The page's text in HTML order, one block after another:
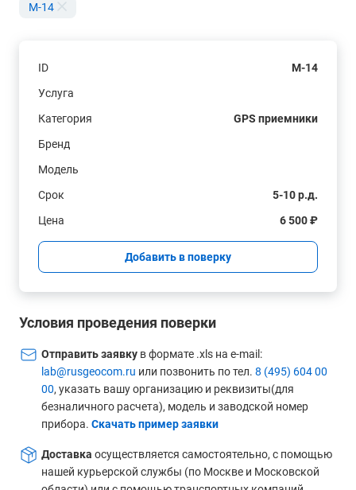
M-14
ID
M-14
Услуга
Категория
GPS приемники
Бренд
Модель
Срок
5-10 р.д.
Цена
6 500 ₽
Добавить в поверку
Условия проведения поверки
Отправить заявку в формате .xls на e-mail:
lab@rusgeocom.ru или позвонить по тел. 8 (495) 604 00
00, указать вашу организацию и реквизиты(для
безналичного расчета), модель и заводской номер
прибора. Скачать пример заявки
Доставка осуществляется самостоятельно, с помощью
нашей курьерской службы (по Москве и Московской